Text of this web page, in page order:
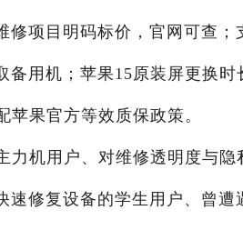
修项目明码标价，官网可查；
用机；苹果15原装屏更换时
果官方等效质保政策。
力机用户、对维修透明度与隐
速修复设备的学生用户、曾遭